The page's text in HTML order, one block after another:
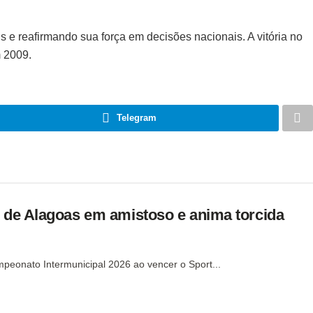
reafirmando sua força em decisões nacionais. A vitória no
2009.
Telegram
Alagoas em amistoso e anima torcida
Intermunicipal 2026 ao vencer o Sport...